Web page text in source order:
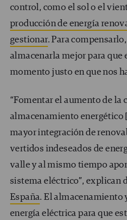
control, como el sol o el
producción de energía
gestionar. Para
almacenarla mejor para que
momento justo en que nos
“Fomentar el aumento de la
almacenamiento
mayor integración de
vertidos indeseados de
valle y al mismo tiempo
sistema eléctrico”, explican
España. El almacenamiento
energía eléctrica para que